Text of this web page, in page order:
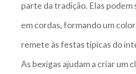
parte da tradição. Elas podem
em cordas, formando um
remete às festas típicas do
As bexigas ajudam a criar um